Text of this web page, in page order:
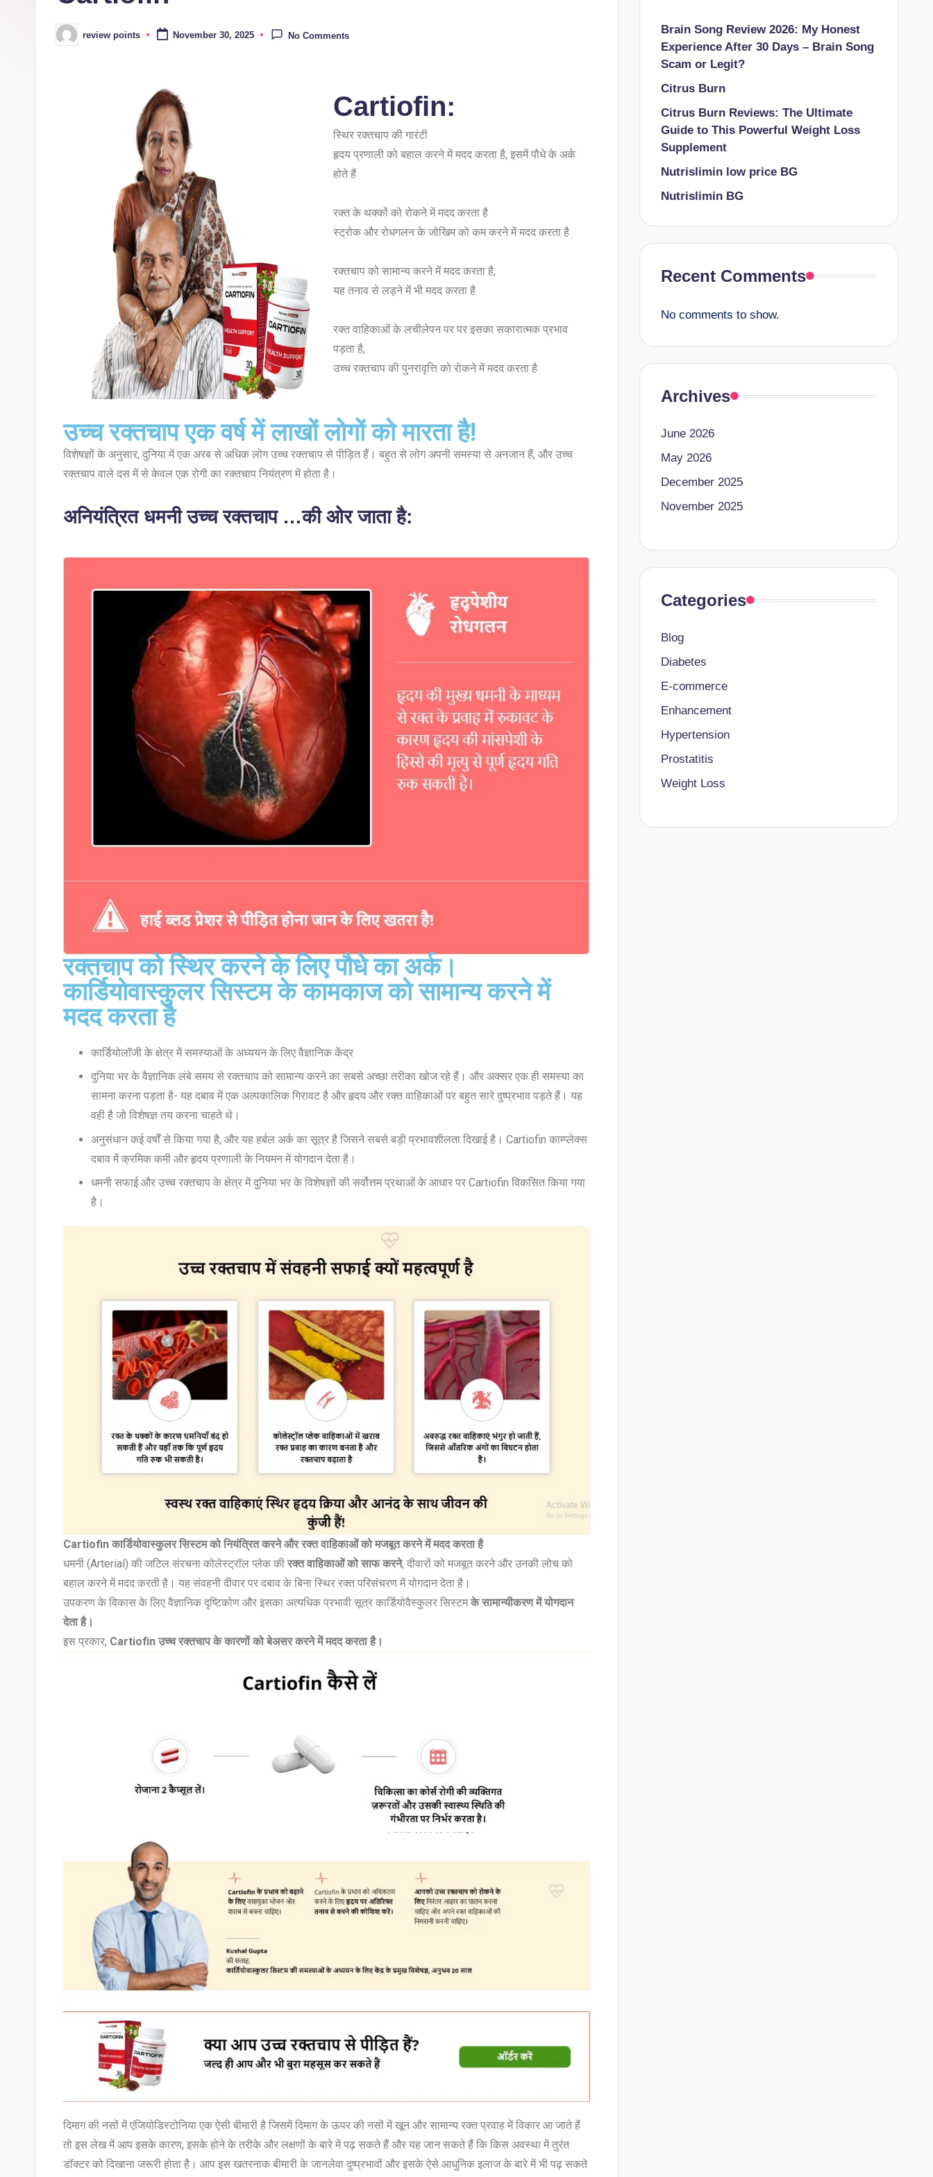
review points November 30, 2025 No Comments
Cartiofin:
स्थिर रक्तचाप की गारंटी
हृदय प्रणाली को बहाल करने में मदद करता है, इसमें पौधे के अर्क
होते हैं
रक्त के थक्कों को रोकने में मदद करता है
स्ट्रोक और रोधगलन के जोखिम को कम करने में मदद करता है
रक्तचाप को सामान्य करने में मदद करता है,
यह तनाव से लड़ने में भी मदद करता है
रक्त वाहिकाओं के लचीलेपन पर पर इसका सकारात्मक प्रभाव
पड़ता है,
उच्च रक्तचाप की पुनरावृत्ति को रोकने में मदद करता है
उच्च रक्तचाप एक वर्ष में लाखों लोगों को मारता है!
विशेषज्ञों के अनुसार, दुनिया में एक अरब से अधिक लोग उच्च रक्तचाप से पीड़ित हैं। बहुत से लोग अपनी समस्या से अनजान हैं, और उच्च
रक्तचाप वाले दस में से केवल एक रोगी का रक्तचाप नियंत्रण में होता है।
अनियंत्रित धमनी उच्च रक्तचाप …की ओर जाता है:
रक्तचाप को स्थिर करने के लिए पौधे का अर्क।
कार्डियोवास्कुलर सिस्टम के कामकाज को सामान्य करने में
मदद करता है
कार्डियोलॉजी के क्षेत्र में समस्याओं के अध्ययन के लिए वैज्ञानिक केंद्र
दुनिया भर के वैज्ञानिक लंबे समय से रक्तचाप को सामान्य करने का सबसे अच्छा तरीका खोज रहे हैं। और अक्सर एक ही समस्या का
सामना करना पड़ता है- यह दबाव में एक अल्पकालिक गिरावट है और हृदय और रक्त वाहिकाओं पर बहुत सारे दुष्प्रभाव पड़ते हैं। यह
वही है जो विशेषज्ञ तय करना चाहते थे।
अनुसंधान कई वर्षों से किया गया है, और यह हर्बल अर्क का सूत्र है जिसने सबसे बड़ी प्रभावशीलता दिखाई है। Cartiofin काम्प्लेक्स
दबाव में क्रमिक कमी और हृदय प्रणाली के नियमन में योगदान देता है।
धमनी सफाई और उच्च रक्तचाप के क्षेत्र में दुनिया भर के विशेषज्ञों की सर्वोत्तम प्रथाओं के आधार पर Cartiofin विकसित किया गया
है।
Cartiofin कार्डियोवास्कुलर सिस्टम को नियंत्रित करने और रक्त वाहिकाओं को मजबूत करने में मदद करता है
धमनी (Arterial) की जटिल संरचना कोलेस्ट्रॉल प्लेक की रक्त वाहिकाओं को साफ करने, दीवारों को मजबूत करने और उनकी लोच को
बहाल करने में मदद करती है। यह संवहनी दीवार पर दबाव के बिना स्थिर रक्त परिसंचरण में योगदान देता है।
उपकरण के विकास के लिए वैज्ञानिक दृष्टिकोण और इसका अत्यधिक प्रभावी सूत्र कार्डियोवैस्कुलर सिस्टमके सामान्यीकरण में योगदान
देता है।
इस प्रकार, Cartiofin उच्च रक्तचाप के कारणों को बेअसर करने में मदद करता है।
दिमाग की नसों में एंजियोडिस्टोनिया एक ऐसी बीमारी है जिसमें दिमाग के ऊपर की नसों में खून और सामान्य रक्त प्रवाह में विकार आ जाते हैं
तो इस लेख में आप इसके कारण, इसके होने के तरीके और लक्षणों के बारे में पढ़ सकते हैं और यह जान सकते हैं कि किस अवस्था में तुरंत
डॉक्टर को दिखाना जरूरी होता है। आप इस खतरनाक बीमारी के जानलेवा दुष्प्रभावों और इसके ऐसे आधुनिक इलाज के बारे में भी पढ़ सकते
Brain Song Review 2026: My Honest
Experience After 30 Days – Brain Song
Scam or Legit?
Citrus Burn
Citrus Burn Reviews: The Ultimate
Guide to This Powerful Weight Loss
Supplement
Nutrislimin low price BG
Nutrislimin BG
Recent Comments
No comments to show.
Archives
June 2026
May 2026
December 2025
November 2025
Categories
Blog
Diabetes
E-commerce
Enhancement
Hypertension
Prostatitis
Weight Loss